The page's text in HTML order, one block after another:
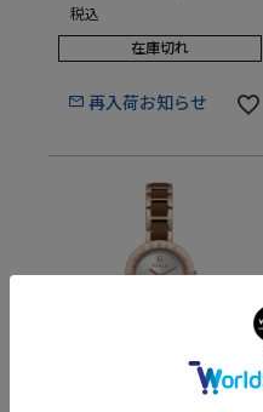
税込
在庫切れ
再入荷お知らせ